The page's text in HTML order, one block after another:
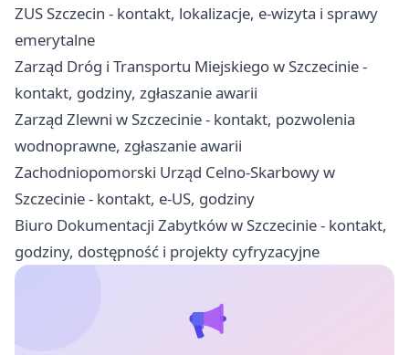
ZUS Szczecin - kontakt, lokalizacje, e-wizyta i sprawy
emerytalne
Zarząd Dróg i Transportu Miejskiego w Szczecinie -
kontakt, godziny, zgłaszanie awarii
Zarząd Zlewni w Szczecinie - kontakt, pozwolenia
wodnoprawne, zgłaszanie awarii
Zachodniopomorski Urząd Celno-Skarbowy w
Szczecinie - kontakt, e-US, godziny
Biuro Dokumentacji Zabytków w Szczecinie - kontakt,
godziny, dostępność i projekty cyfryzacyjne